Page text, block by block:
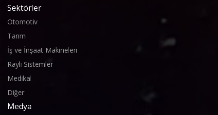
Sektörler
Otomotiv
Tarım
İş ve İnşaat Makineleri
Raylı Sistemler
Medikal
Diğer
Medya